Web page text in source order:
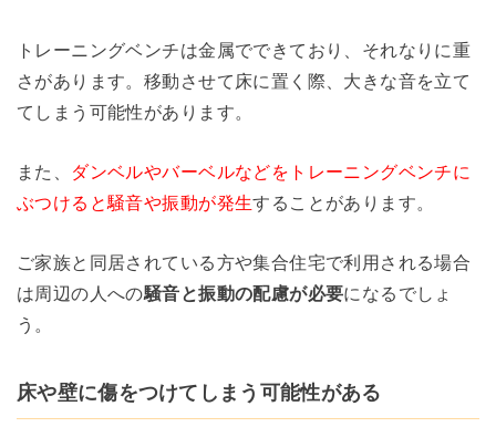
トレーニングベンチは金属でできており、それなりに重
さがあります。移動させて床に置く際、大きな音を立て
てしまう可能性があります。
また、 ダンベルやバーベルなどをトレーニングベンチに
ぶつけると騒音や振動が発生することがあります。
ご家族と同居されている方や集合住宅で利用される場合
は周辺の人への騒音と振動の配慮が必要になるでしょ
う。
床や壁に傷をつけてしまう可能性がある